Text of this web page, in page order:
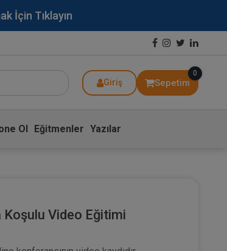
İçin Tıklayın
Giriş Sepetim
0
Ol Eğitmenler Yazılar
Video Eğitimi